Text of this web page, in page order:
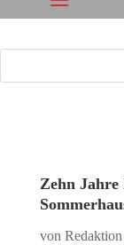
Zehn
von